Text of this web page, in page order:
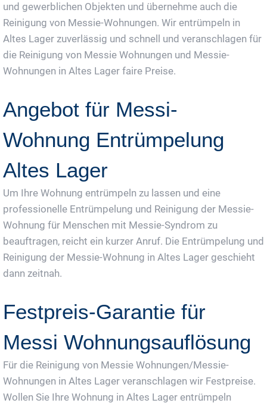
und gewerblichen Objekten und übernehme auch die
Reinigung von Messie-Wohnungen. Wir entrümpeln in
Altes Lager zuverlässig und schnell und veranschlagen für
die Reinigung von Messie Wohnungen und Messie-
Wohnungen in Altes Lager faire Preise.
Angebot für Messi-
Wohnung Entrümpelung
Altes Lager
Um Ihre Wohnung entrümpeln zu lassen und eine
professionelle Entrümpelung und Reinigung der Messie-
Wohnung für Menschen mit Messie-Syndrom zu
beauftragen, reicht ein kurzer Anruf. Die Entrümpelung und
Reinigung der Messie-Wohnung in Altes Lager geschieht
dann zeitnah.
Festpreis-Garantie für
Messi Wohnungsauflösung
Für die Reinigung von Messie Wohnungen/Messie-
Wohnungen in Altes Lager veranschlagen wir Festpreise.
Wollen Sie Ihre Wohnung in Altes Lager entrümpeln